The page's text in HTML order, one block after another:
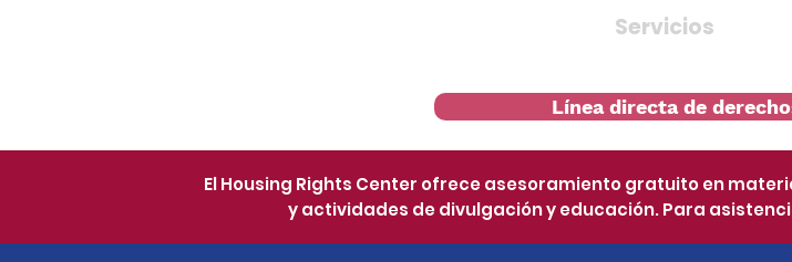
Servicios
Línea directa de
El Housing Rights Center ofrece asesoramiento gratuito en
y actividades de divulgación y educación. Para